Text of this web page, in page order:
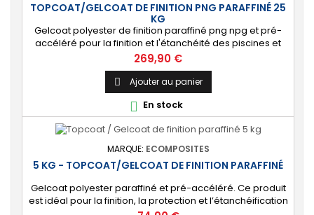
TOPCOAT/GELCOAT DE FINITION PNG PARAFFINÉ 25
KG
Gelcoat polyester de finition paraffiné png npg et pré-
accéléré pour la finition et l'étanchéité des piscines et
bassins. [Finition] : Fournit une couche extérieure lisse
brillante qualité immersion. [Étanche] : Étanchéifie votre
stratification résine et fibre de verre. Livré avec son
catalyseur PMEC 50 cl Couleurs : blanc, noir, incolore,
vert, nuances...
Prix
269,90 €
 Ajouter au panier
 En stock
MARQUE: ECOMPOSITES
5 KG - TOPCOAT/GELCOAT DE FINITION PARAFFINÉ
Gelcoat polyester paraffiné et pré-accéléré. Ce produit
est idéal pour la finition, la protection et l’étanchéification